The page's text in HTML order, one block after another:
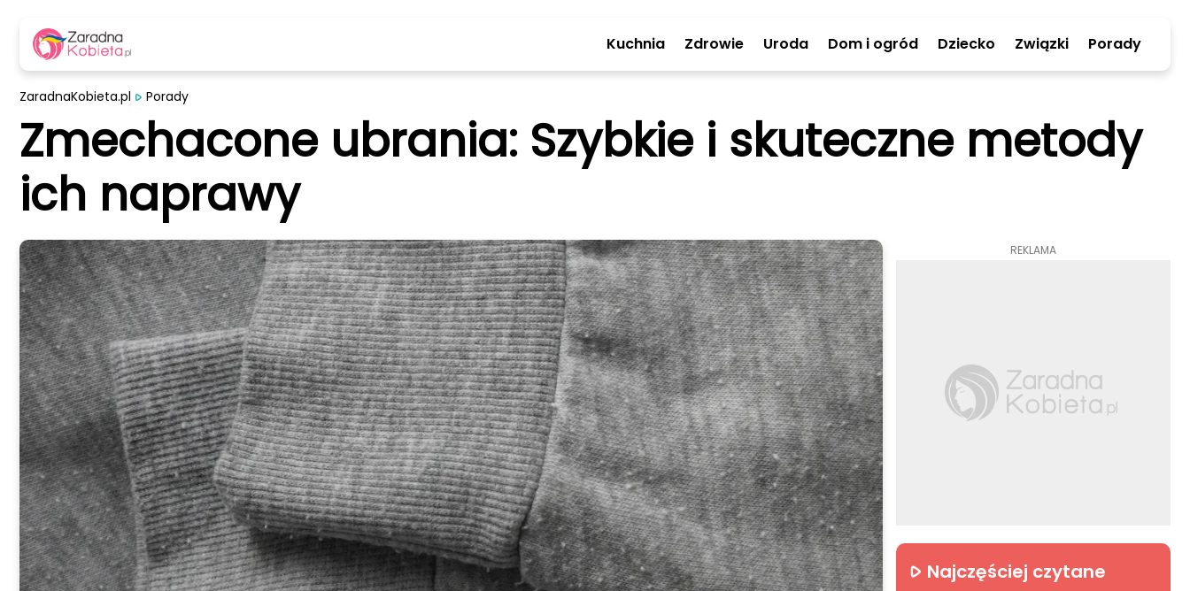
Kuchnia Zdrowie Uroda Dom i ogród Dziecko Związki Porady
ZaradnaKobieta.pl Porady
Zmechacone ubrania: Szybkie i skuteczne metody
ich naprawy
REKLAMA
Najczęściej czytane